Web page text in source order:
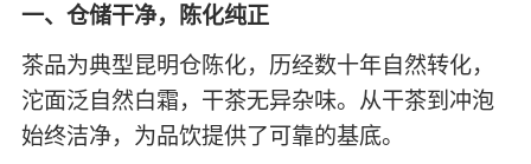
一、仓储干净，陈化纯正
茶品为典型昆明仓陈化，历经数十年自然转化，
沱面泛自然白霜，干茶无异杂味。从干茶到冲泡
始终洁净，为品饮提供了可靠的基底。